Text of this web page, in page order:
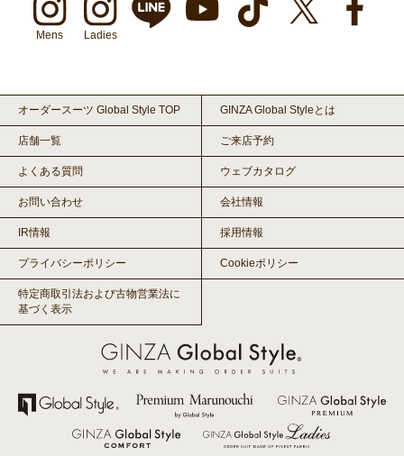
Mens Ladies
オーダースーツ Global Style TOP GINZA Global Styleとは
店舗一覧 ご来店予約
よくある質問 ウェブカタログ
お問い合わせ 会社情報
IR情報 採用情報
プライバシーポリシー Cookieポリシー
特定商取引法および古物営業法に
基づく表示